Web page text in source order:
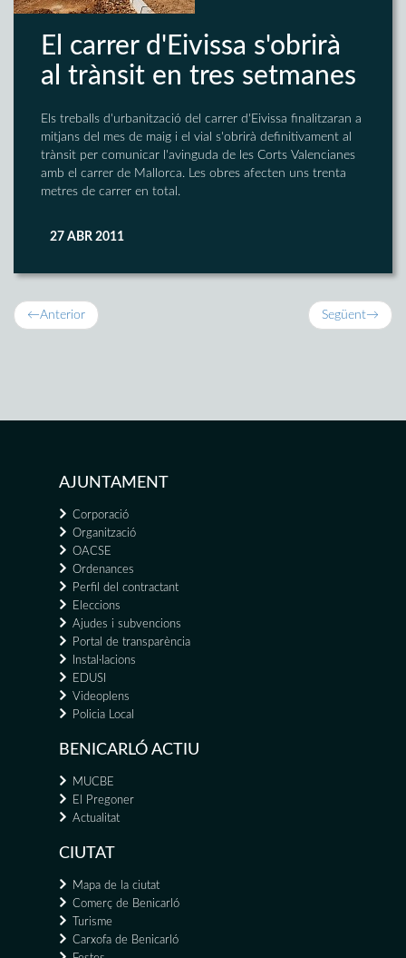
El carrer d'Eivissa s'obrirà
al trànsit en tres setmanes
Els treballs d'urbanització del carrer d'Eivissa finalitzaran a
mitjans del mes de maig i el vial s'obrirà definitivament al
trànsit per comunicar l'avinguda de les Corts Valencianes
amb el carrer de Mallorca. Les obres afecten uns trenta
metres de carrer en total.
27 ABR 2011
←Anterior Següent→
AJUNTAMENT
Corporació
Organització
OACSE
Ordenances
Perfil del contractant
Eleccions
Ajudes i subvencions
Portal de transparència
Instal·lacions
EDUSI
Videoplens
Policia Local
BENICARLÓ ACTIU
MUCBE
El Pregoner
Actualitat
CIUTAT
Mapa de la ciutat
Comerç de Benicarló
Turisme
Carxofa de Benicarló